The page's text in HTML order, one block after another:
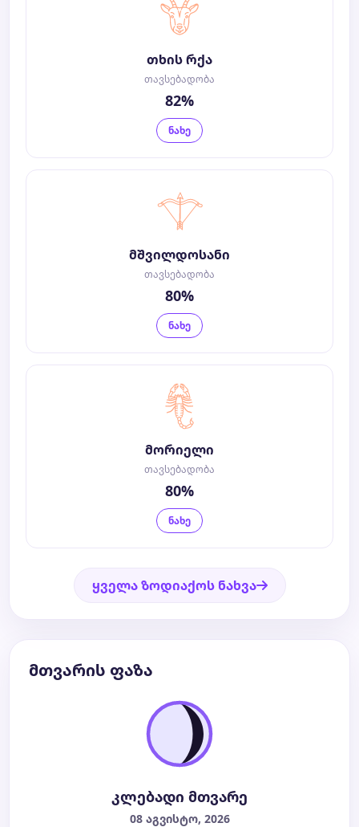
თხის რქა
თავსებადობა
82%
ნახე
მშვილდოსანი
თავსებადობა
80%
ნახე
მორიელი
თავსებადობა
80%
ნახე
ყველა ზოდიაქოს ნახვა
მთვარის ფაზა
კლებადი მთვარე
08 აგვისტო, 2026